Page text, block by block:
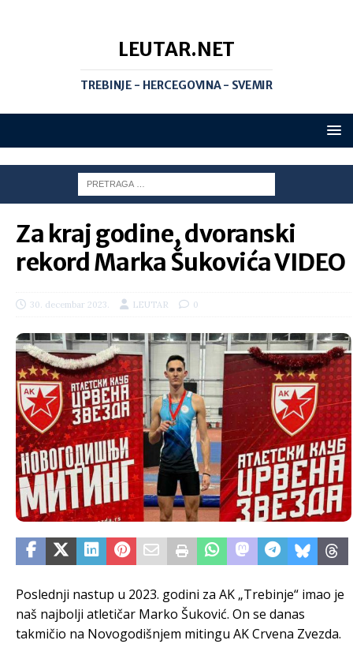
LEUTAR.NET
TREBINJE - HERCEGOVINA - SVEMIR
Za kraj godine, dvoranski
rekord Marka Šukovića VIDEO
30. decembar 2023. LEUTAR 0
Poslednji nastup u 2023. godini za AK „Trebinje“ imao je
naš najbolji atletičar Marko Šuković. On se danas
takmičio na Novogodišnjem mitingu AK Crvena Zvezda.